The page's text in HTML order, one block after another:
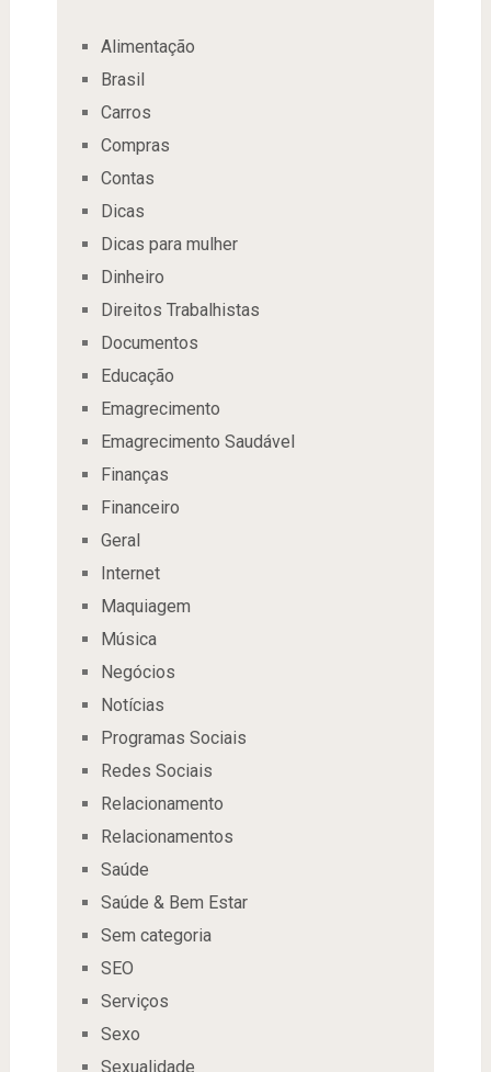
Alimentação
Brasil
Carros
Compras
Contas
Dicas
Dicas para mulher
Dinheiro
Direitos Trabalhistas
Documentos
Educação
Emagrecimento
Emagrecimento Saudável
Finanças
Financeiro
Geral
Internet
Maquiagem
Música
Negócios
Notícias
Programas Sociais
Redes Sociais
Relacionamento
Relacionamentos
Saúde
Saúde & Bem Estar
Sem categoria
SEO
Serviços
Sexo
Sexualidade